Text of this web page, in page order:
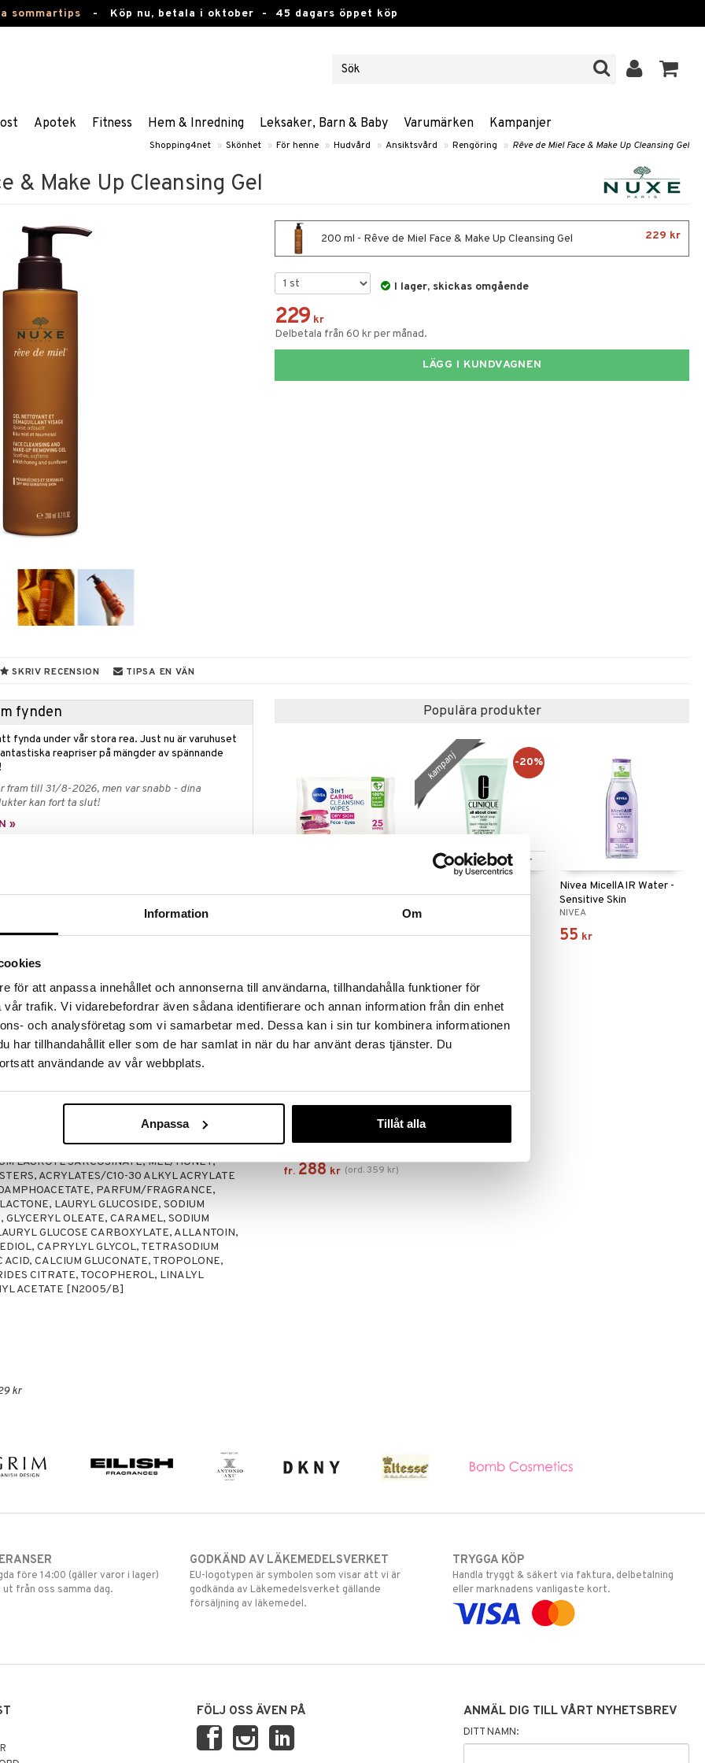
Information Om
för att anpassa innehållet och annonserna till användarna, tillhandahålla funktioner för
trafik. Vi vidarebefordrar även sådana identifierare och annan information från din enhet
och analysföretag som vi samarbetar med. Dessa kan i sin tur kombinera informationen
har tillhandahållit eller som de har samlat in när du har använt deras tjänster. Du
användande av vår webbplats.
Anpassa Tillåt alla
sommartips - Köp nu, betala i oktober - 45 dagars öppet köp
Apotek Fitness Hem & Inredning Leksaker, Barn & Baby Varumärken Kampanjer
Shopping4net » Skönhet » För henne » Hudvård » Ansiktsvård » Rengöring » Rêve de Miel Face & Make Up Cleansing Gel
& Make Up Cleansing Gel
200 ml - Rêve de Miel Face & Make Up Cleansing Gel 229 kr
I lager, skickas omgående
229 kr
Delbetala från 60 kr per månad.
LÄGG I KUNDVAGNEN
SKRIV RECENSION TIPSA EN VÄN
fynden
fynda under vår stora rea. Just nu är varuhuset
reapriser på mängder av spännande
fram till 31/8-2026, men var snabb - dina
kan fort ta slut!
»
Gel från Nuxe är en tvålfri gelé som milt och i
och lugnar huden. Ger en fräsch, ren och
färgämnen och animaliska
lugnande
fuktig hud. Arbeta upp ett lödder och skölj sedan
LAUROYL SARCOSINATE, MEL/HONEY,
ACRYLATES/C10-30 ALKYL ACRYLATE
PARFUM/FRAGRANCE,
LAURYL GLUCOSIDE, SODIUM
GLYCERYL OLEATE, CARAMEL, SODIUM
GLUCOSE CARBOXYLATE, ALLANTOIN,
CAPRYLYL GLYCOL, TETRASODIUM
CALCIUM GLUCONATE, TROPOLONE,
CITRATE, TOCOPHEROL, LINALYL
ACETATE [N2005/B]
kr
Populära produkter
59 kr
Finns i flera varianter
CLINIQUE
fr.72 kr (ord.89kr)
kampanj -20%
Nivea MicellAIR Water -
Sensitive Skin
NIVEA
55 kr
All About Clean Rinse Off
CLINIQUE
fr. 288 kr (ord. 359 kr)
kampanj
före 14:00 (gäller varor i lager)
från oss samma dag.
GODKÄND AV LÄKEMEDELSVERKET
EU-logotypen är symbolen som visar att vi är
godkända av Läkemedelsverket gällande
försäljning av läkemedel.
TRYGGA KÖP
Handla tryggt & säkert via faktura, delbetalning
eller marknadens vanligaste kort.
FÖLJ OSS ÄVEN PÅ ANMÄL DIG TILL VÅRT NYHETSBREV
DITT NAMN: